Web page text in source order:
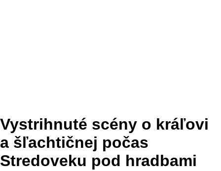
Vystrihnuté scény o kráľovi
a šľachtičnej počas
Stredoveku pod hradbami